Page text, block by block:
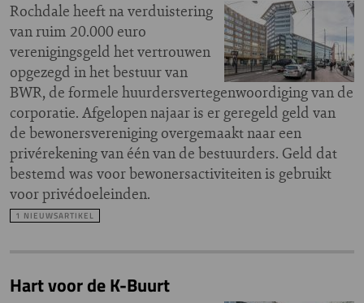
Rochdale heeft na verduistering
van ruim 20.000 euro
verenigingsgeld het vertrouwen
opgezegd in het bestuur van
BWR, de formele huurdersvertegenwoordiging van de
corporatie. Afgelopen najaar is er geregeld geld van
de bewonersvereniging overgemaakt naar een
privérekening van één van de bestuurders. Geld dat
bestemd was voor bewonersactiviteiten is gebruikt
voor privédoeleinden.
1 NIEUWSARTIKEL
Hart voor de K-Buurt